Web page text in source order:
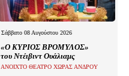
Σάββατο 08 Αυγούστου 2026
«Ο ΚΥΡΙΟΣ ΒΡΟΜΥΛΟΣ»
του Ντέιβιντ Ουάλιαμς
ΑΝΟΙΧΤΟ ΘΕΑΤΡΟ ΧΩΡΑΣ ΑΝΔΡΟΥ